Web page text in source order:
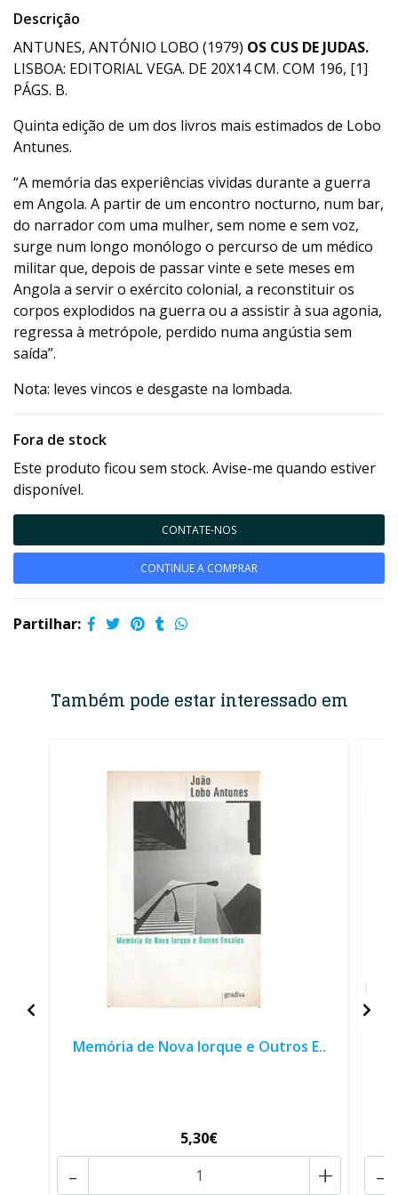
Descrição
ANTUNES, ANTÓNIO LOBO (1979) OS CUS DE JUDAS.
LISBOA: EDITORIAL VEGA. DE 20X14 CM. COM 196, [1]
PÁGS. B.
Quinta edição de um dos livros mais estimados de Lobo
Antunes.
“A memória das experiências vividas durante a guerra
em Angola. A partir de um encontro nocturno, num bar,
do narrador com uma mulher, sem nome e sem voz,
surge num longo monólogo o percurso de um médico
militar que, depois de passar vinte e sete meses em
Angola a servir o exército colonial, a reconstituir os
corpos explodidos na guerra ou a assistir à sua agonia,
regressa à metrópole, perdido numa angústia sem
saída”.
Nota: leves vincos e desgaste na lombada.
Fora de stock
Este produto ficou sem stock. Avise-me quando estiver
disponível.
CONTATE-NOS
CONTINUE A COMPRAR
Partilhar:
Também pode estar interessado em
Memória de Nova Iorque e Outros E..
5,30€
+
- -